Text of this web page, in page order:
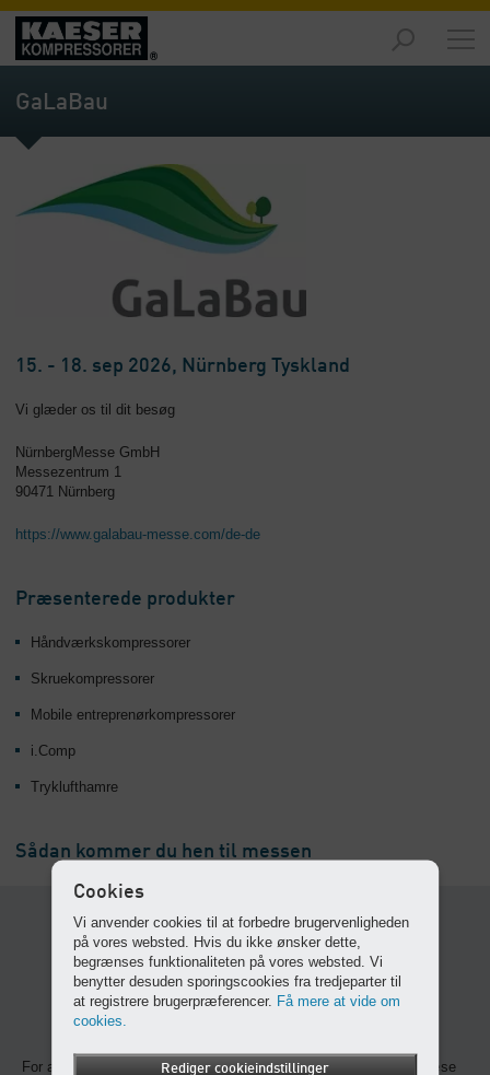
Markeder
-
Oversigt
Oversigt
-
-
Oversigt
GaLaBau
15. - 18. sep 2026, Nürnberg Tyskland
Vi glæder os til dit besøg
NürnbergMesse GmbH
Messezentrum 1
90471 Nürnberg
https://www.galabau-messe.com/de-de
Præsenterede produkter
Håndværkskompressorer
Skruekompressorer
Mobile entreprenørkompressorer
i.Comp
Tryklufthamre
Sådan kommer du hen til messen
For at få vist dette indhold skal du acceptere cookies og genindlæse
Cookies
Vi anvender cookies til at forbedre brugervenligheden
på vores websted. Hvis du ikke ønsker dette,
begrænses funktionaliteten på vores websted. Vi
benytter desuden sporingscookies fra tredjeparter til
at registrere brugerpræferencer. Få mere at vide om
cookies.
Rediger cookieindstillinger